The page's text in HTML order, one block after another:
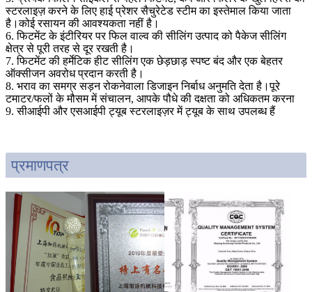
स्टरलाइज़ करने के लिए हाई प्रेशर सैचुरेटेड स्टीम का इस्तेमाल किया जाता
है।कोई रसायन की आवश्यकता नहीं है।
6. फिटमेंट के इंटीरियर पर फिल वाल्व की सीलिंग उत्पाद को पैकेज सीलिंग
क्षेत्र से पूरी तरह से दूर रखती है।
7. फिटमेंट की हर्मेटिक हीट सीलिंग एक छेड़छाड़ स्पष्ट बंद और एक बेहतर
ऑक्सीजन अवरोध प्रदान करती है।
8. भराव का समग्र सड़न रोकनेवाला डिजाइन निर्बाध अनुमति देता है।पूरे
टमाटर/फलों के मौसम में संचालन, आपके पौधे की दक्षता को अधिकतम करना
9. सीआईपी और एसआईपी ट्यूब स्टरलाइज़र में ट्यूब के साथ उपलब्ध हैं
प्रमाणपत्र